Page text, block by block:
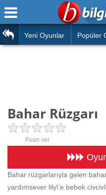
Araba
Futbol
Çocuk
Silah
Basketbol
Yeni Oyunlar Popüler
Bahar Rüzgarı
Puan ver
Bahar rüzgarlarıyla gelen
yardımsever lily\’e bebek